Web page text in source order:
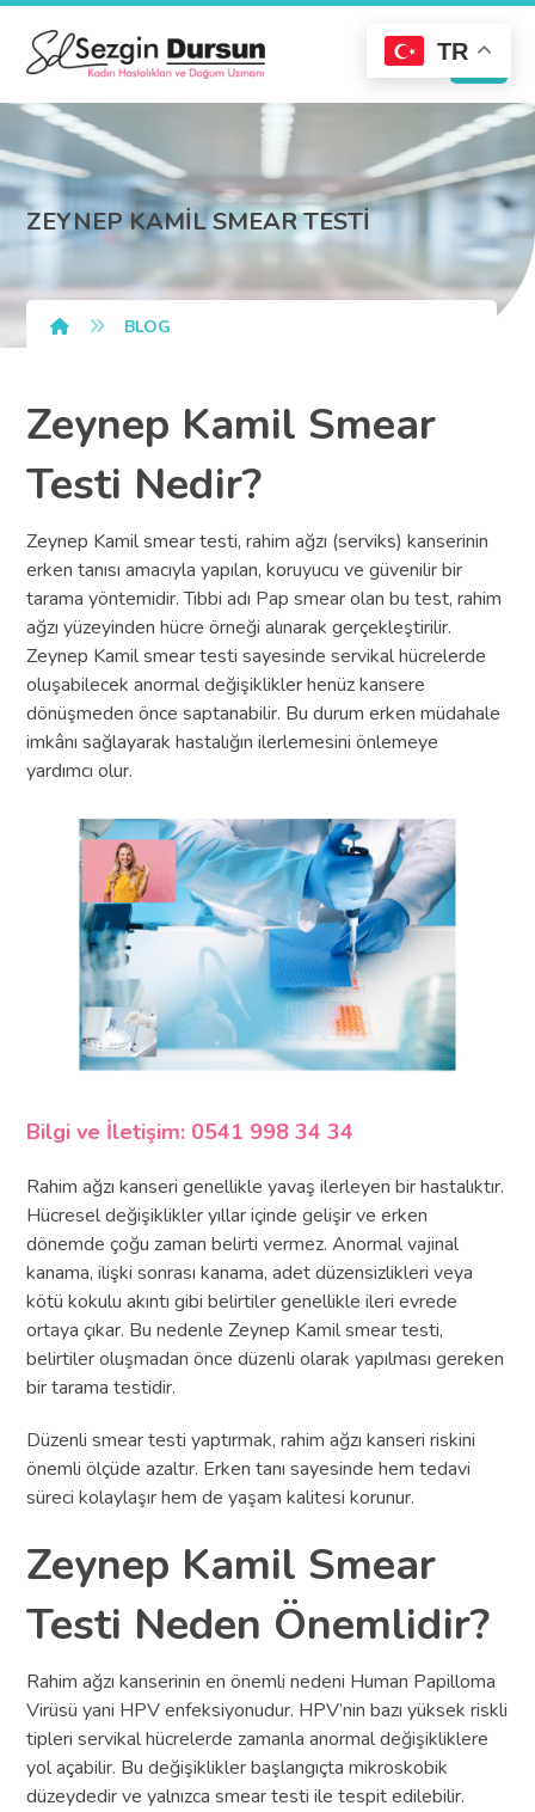
ZEYNEP KAMİL SMEAR TESTİ
BLOG
Zeynep Kamil Smear
Testi Nedir?
Zeynep Kamil smear testi, rahim ağzı (serviks) kanserinin
erken tanısı amacıyla yapılan, koruyucu ve güvenilir bir
tarama yöntemidir. Tıbbi adı Pap smear olan bu test, rahim
ağzı yüzeyinden hücre örneği alınarak gerçekleştirilir.
Zeynep Kamil smear testi sayesinde servikal hücrelerde
oluşabilecek anormal değişiklikler henüz kansere
dönüşmeden önce saptanabilir. Bu durum erken müdahale
imkânı sağlayarak hastalığın ilerlemesini önlemeye
yardımcı olur.
Bilgi ve İletişim: 0541 998 34 34
Rahim ağzı kanseri genellikle yavaş ilerleyen bir hastalıktır.
Hücresel değişiklikler yıllar içinde gelişir ve erken
dönemde çoğu zaman belirti vermez. Anormal vajinal
kanama, ilişki sonrası kanama, adet düzensizlikleri veya
kötü kokulu akıntı gibi belirtiler genellikle ileri evrede
ortaya çıkar. Bu nedenle Zeynep Kamil smear testi,
belirtiler oluşmadan önce düzenli olarak yapılması gereken
bir tarama testidir.
Düzenli smear testi yaptırmak, rahim ağzı kanseri riskini
önemli ölçüde azaltır. Erken tanı sayesinde hem tedavi
süreci kolaylaşır hem de yaşam kalitesi korunur.
Zeynep Kamil Smear
Testi Neden Önemlidir?
Rahim ağzı kanserinin en önemli nedeni Human Papilloma
Virüsü yani HPV enfeksiyonudur. HPV’nin bazı yüksek riskli
tipleri servikal hücrelerde zamanla anormal değişikliklere
yol açabilir. Bu değişiklikler başlangıçta mikroskobik
düzeydedir ve yalnızca smear testi ile tespit edilebilir.
TR